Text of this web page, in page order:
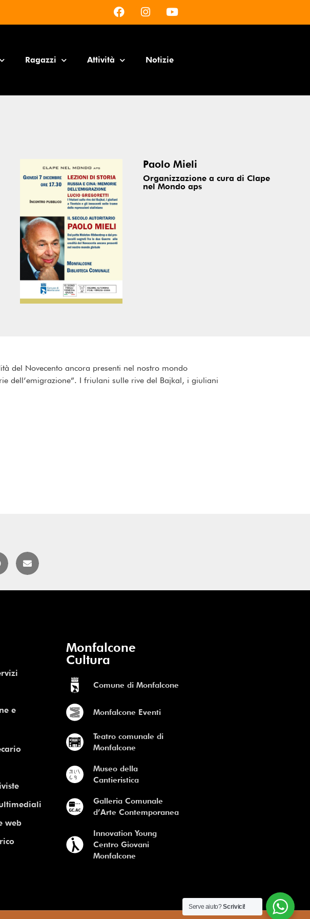
Ragazzi Attività Notizie
Paolo Mieli
Organizzazione a cura di Clape
nel Mondo aps
del Novecento ancora presenti nel nostro mondo
dell’emigrazione”. I friulani sulle rive del Bajkal, i giuliani
e
web
Monfalcone
Cultura
Comune di Monfalcone
Monfalcone Eventi
Teatro comunale di
Monfalcone
Museo della
Cantieristica
Galleria Comunale
d’Arte Contemporanea
Innovation Young
Centro Giovani
Monfalcone
Serve aiuto?Scrivici!